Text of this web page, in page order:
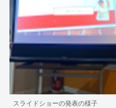
スライドショーの発表の様子